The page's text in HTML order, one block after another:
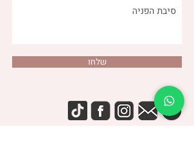
שלחו